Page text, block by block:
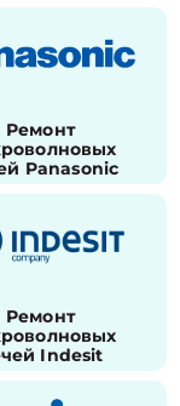
Ремонт
Panasonic
Ремонт
Indesit